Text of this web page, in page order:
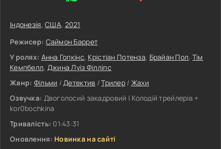
Індонезія,США, 2021
Режисер: Саймон Баррет
У ролях: Анна Гопкінс, Крістіан Потенза, Брайан Пол, Тім
Кемпбелл, Джина Луіз Філліпс
Жанр: Фільми /Детектив /Трилер / Жахи
Озвучка: Двоголосий закадровий | Колодій трейлерів +
kor0bochkina
Тривалість: 01:43:31
Оновлення: Новинка на сайті